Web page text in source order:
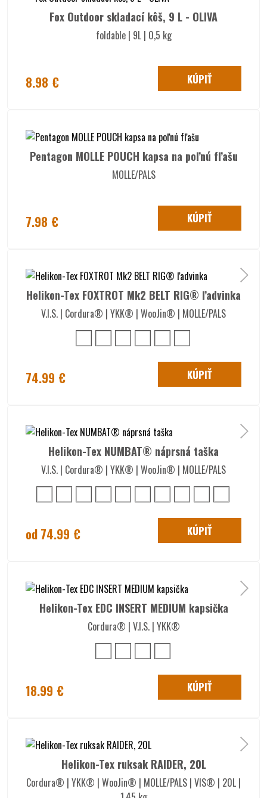
Fox Outdoor skladací kôš, 9 L - OLIVA
foldable | 9L | 0,5 kg
8.98 € KÚPIŤ
Pentagon MOLLE POUCH kapsa na poľnú fľašu
MOLLE/PALS
7.98 € KÚPIŤ
Helikon-Tex FOXTROT Mk2 BELT RIG® ľadvinka
V.I.S. | Cordura® | YKK® | WooJin® | MOLLE/PALS
74.99 € KÚPIŤ
Helikon-Tex NUMBAT® náprsná taška
V.I.S. | Cordura® | YKK® | WooJin® | MOLLE/PALS
od 74.99 € KÚPIŤ
Helikon-Tex EDC INSERT MEDIUM kapsička
Cordura® | V.I.S. | YKK®
18.99 € KÚPIŤ
Helikon-Tex ruksak RAIDER, 20L
Cordura® | YKK® | WooJin® | MOLLE/PALS | VIS® | 20L |